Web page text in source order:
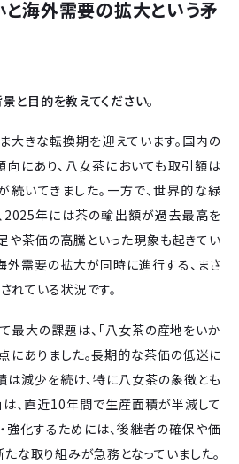
海外需要の拡大という矛
景と目的を教えてください。
大きな転換期を迎えています。国内の
にあり、八女茶においても取引額は
いてきました。一方で、世界的な緑
2025年には茶の輸出額が過去最高を
や茶価の高騰といった現象も起きてい
外需要の拡大が同時に進行する、まさ
れている状況です。
最大の課題は、「八女茶の産地をいか
にありました。長期的な茶価の低迷に
は減少を続け、特に八女茶の象徴とも
は、直近10年間で生産面積が半減して
強化するためには、後継者の確保や価
な取り組みが急務となっていました。